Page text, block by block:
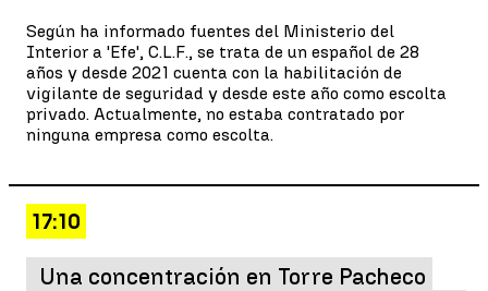
Según ha informado fuentes del Ministerio del
Interior a 'Efe', C.L.F., se trata de un español de 28
años y desde 2021 cuenta con la habilitación de
vigilante de seguridad y desde este año como escolta
privado. Actualmente, no estaba contratado por
ninguna empresa como escolta.
17:10
Una concentración en Torre Pacheco